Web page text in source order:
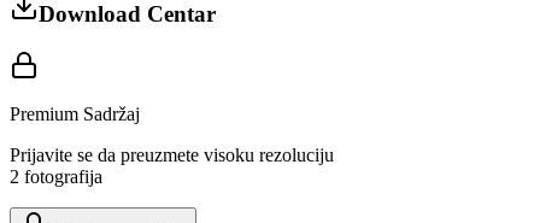
Download Centar
Premium Sadržaj
Prijavite se da preuzmete visoku rezoluciju
2 fotografija